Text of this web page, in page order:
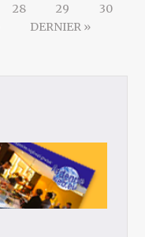
28 29
30
DERNIER »